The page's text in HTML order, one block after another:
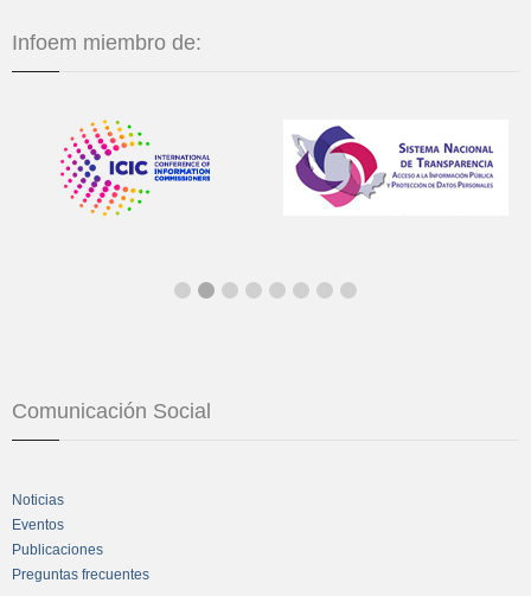
Infoem miembro de:
Comunicación Social
Noticias
Eventos
Publicaciones
Preguntas frecuentes